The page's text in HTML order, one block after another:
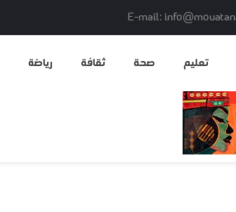
تعليم صحة ثقافة رياضة